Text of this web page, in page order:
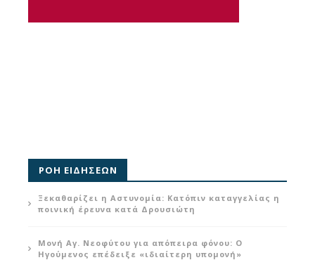
ΡΟΗ ΕΙΔΗΣΕΩΝ
Ξεκαθαρίζει η Αστυνομία: Κατόπιν καταγγελίας η
ποινική έρευνα κατά Δρουσιώτη
Μονή Αγ. Νεοφύτου για απόπειρα φόνου: Ο
Ηγούμενος επέδειξε «ιδιαίτερη υπομονή»